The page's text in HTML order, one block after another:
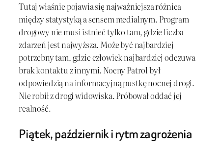
Tutaj właśnie pojawia się najważniejsza różnica
między statystyką a sensem medialnym. Program
drogowy nie musi istnieć tylko tam, gdzie liczba
zdarzeń jest najwyższa. Może być najbardziej
potrzebny tam, gdzie człowiek najbardziej odczuwa
brak kontaktu z innymi. Nocny Patrol był
odpowiedzią na informacyjną pustkę nocnej drogi.
Nie robił z drogi widowiska. Próbował oddać jej
realność.
Piątek, październik i rytm zagrożenia